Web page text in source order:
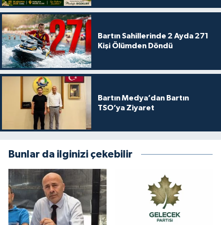
Bartın Sahillerinde 2 Ayda 271
Kişi Ölümden Döndü
Bartın Medya’dan Bartın
TSO’ya Ziyaret
Bunlar da ilginizi çekebilir